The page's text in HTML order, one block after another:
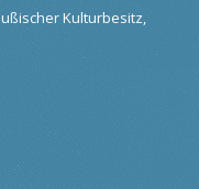
Kulturbesitz,